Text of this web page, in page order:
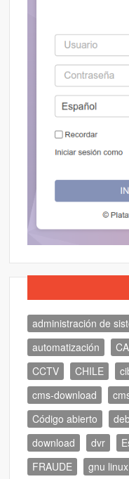
administración de
automatización
CCTV
CHILE
cms-download
Código abierto
download
dvr
FRAUDE
gnu linux